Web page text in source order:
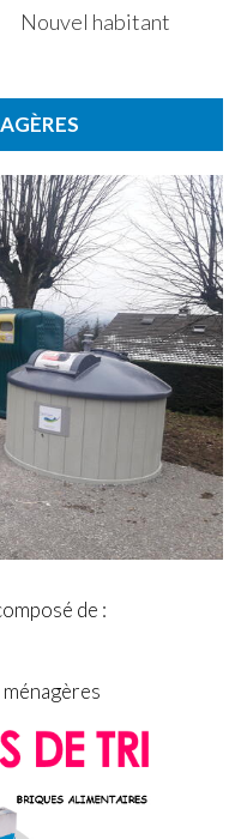
Nouvel habitant
de :